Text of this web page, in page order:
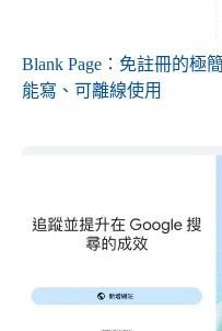
Blank Page：免註冊的極
能寫、可離線使用